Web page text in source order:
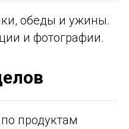
обеды и ужины.
и фотографии.
продуктам